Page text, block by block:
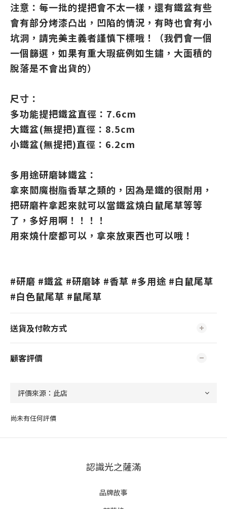
注意：每一批的提把會不太一樣，還有鐵盆有些
會有部分烤漆凸出，凹陷的情況，有時也會有小
坑洞，請完美主義者謹慎下標哦！（我們會一個
一個篩選，如果有重大瑕疵例如生鏽，大面積的
脫落是不會出貨的）
尺寸：
多功能提把鐵盆直徑：7.6cm
大鐵盆(無提把)直徑：8.5cm
小鐵盆(無提把)直徑：6.2cm
多用途研磨缽鐵盆：
拿來閻魔樹脂香草之類的，因為是鐵的很耐用，
把研磨杵拿起來就可以當鐵盆燒白鼠尾草等等
了，多好用啊！！！！
用來燒什麼都可以，拿來放東西也可以哦！
#研磨 #鐵盆 #研磨缽 #香草 #多用途 #白鼠尾草
#白色鼠尾草 #鼠尾草
送貨及付款方式
顧客評價
尚未有任何評價
認識光之薩滿
品牌故事